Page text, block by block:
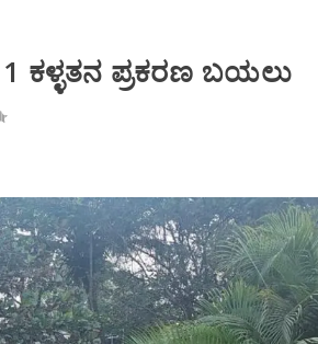
ಕಳ್ಳತನ ಪ್ರಕರಣ ಬಯಲು